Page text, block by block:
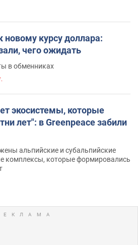
новому курсу доллара:
чего ожидать
в обменниках
экосистемы, которые
лет": в Greenpeace забили
альпийские и субальпийские
комплексы, которые формировались